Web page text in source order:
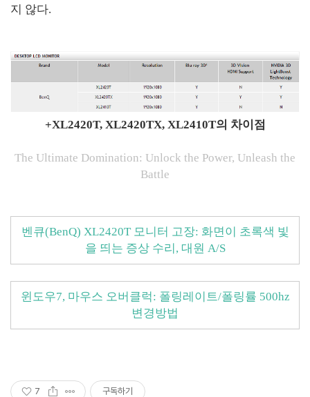
지 않다.
+XL2420T, XL2420TX, XL2410T의 차이점
The Ultimate Domination: Unlock the Power, Unleash the
Battle
벤큐(BenQ) XL2420T 모니터 고장: 화면이 초록색 빛
을 띄는 증상 수리, 대원 A/S
윈도우7, 마우스 오버클럭: 폴링레이트/폴링률 500hz
변경방법
7 구독하기